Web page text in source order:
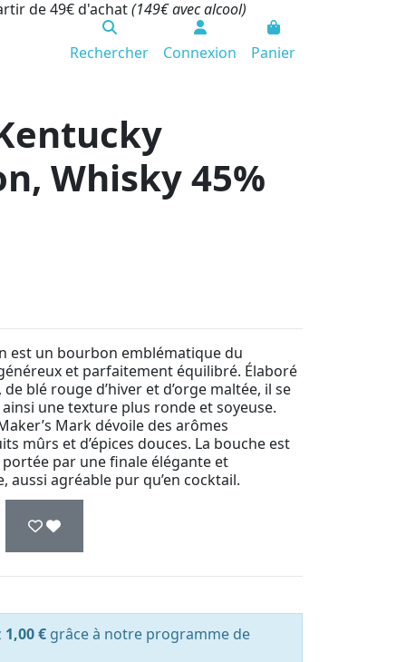
de 49€ d'achat(149€ avec alcool)
Rechercher Connexion Panier
Whisky 45%
est un bourbon emblématique du
et parfaitement équilibré. Élaboré
blé rouge d’hiver et d’orge maltée, il se
une texture plus ronde et soyeuse.
Mark dévoile des arômes
mûrs et d’épices douces. La bouche est
par une finale élégante et
agréable pur qu’en cocktail.
1,00 € grâce à notre programme de